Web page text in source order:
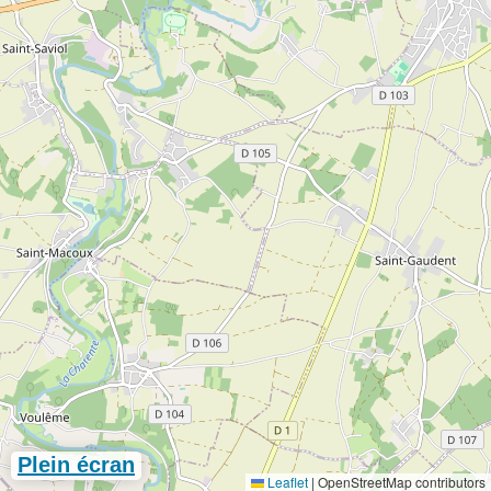
Plein écran
Leaflet | OpenStreetMap contributors